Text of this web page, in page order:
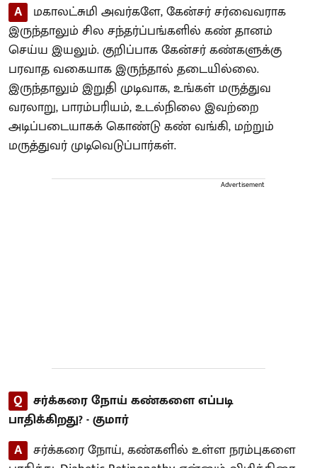
A மகாலட்சுமி அவர்களே, கேன்சர் சர்வைவராக
இருந்தாலும் சில சந்தர்ப்பங்களில் கண் தானம்
செய்ய இயலும். குறிப்பாக கேன்சர் கண்களுக்கு
பரவாத வகையாக இருந்தால் தடையில்லை.
இருந்தாலும் இறுதி முடிவாக, உங்கள் மருத்துவ
வரலாறு, பாரம்பரியம், உடல்நிலை இவற்றை
அடிப்படையாகக் கொண்டு கண் வங்கி, மற்றும்
மருத்துவர் முடிவெடுப்பார்கள்.
Advertisement
Q சர்க்கரை நோய் கண்களை எப்படி
பாதிக்கிறது? - குமார்
A சர்க்கரை நோய், கண்களில் உள்ள நரம்புகளை